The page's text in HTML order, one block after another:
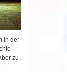
in der
zu